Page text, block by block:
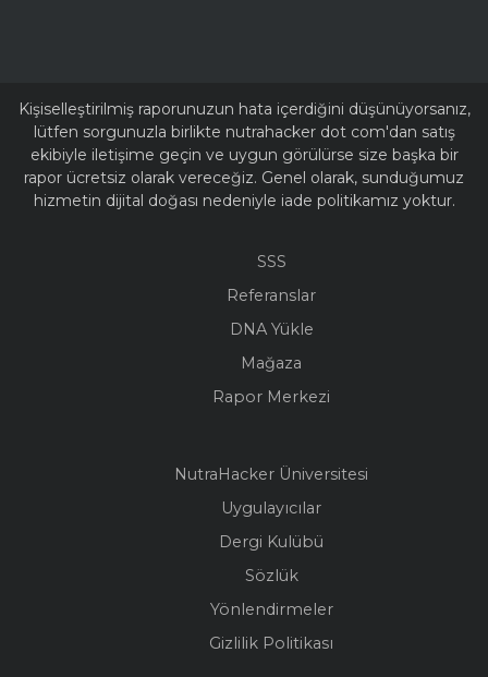
Kişiselleştirilmiş raporunuzun hata içerdiğini düşünüyorsanız,
lütfen sorgunuzla birlikte nutrahacker dot com'dan satış
ekibiyle iletişime geçin ve uygun görülürse size başka bir
rapor ücretsiz olarak vereceğiz. Genel olarak, sunduğumuz
hizmetin dijital doğası nedeniyle iade politikamız yoktur.
SSS
Referanslar
DNA Yükle
Mağaza
Rapor Merkezi
NutraHacker Üniversitesi
Uygulayıcılar
Dergi Kulübü
Sözlük
Yönlendirmeler
Gizlilik Politikası